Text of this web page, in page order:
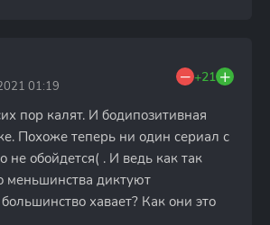
01:19
+21
пор калят. И бодипозитивная
Похоже теперь ни один сериал с
не обойдется( . И ведь как так
меньшинства диктуют
хавает? Как они это